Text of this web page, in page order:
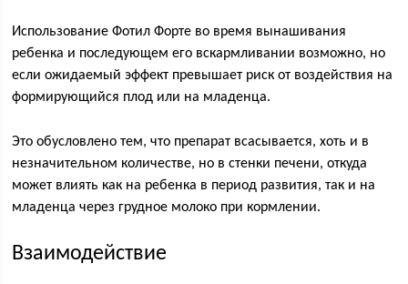
Использование Фотил Форте во время вынашивания
ребенка и последующем его вскармливании возможно, но
если ожидаемый эффект превышает риск от воздействия на
формирующийся плод или на младенца.
Это обусловлено тем, что препарат всасывается, хоть и в
незначительном количестве, но в стенки печени, откуда
может влиять как на ребенка в период развития, так и на
младенца через грудное молоко при кормлении.
Взаимодействие